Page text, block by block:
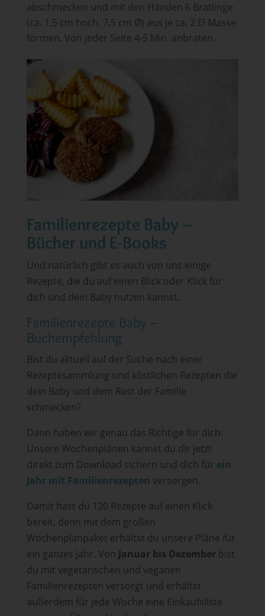
abschmecken und mit den Händen 6 Bratlinge
(ca. 1,5 cm hoch, 7,5 cm Ø) aus je ca. 2 El Masse
formen. Von jeder Seite 4-5 Min. anbraten.
Familienrezepte Baby –
Bücher und E-Books
Und natürlich gibt es auch von uns einige
Rezepte, die du auf einen Blick oder Klick für
dich und dein Baby nutzen kannst.
Familienrezepte Baby –
Buchempfehlung
Bist du aktuell auf der Suche nach einer
Rezeptesammlung und köstlichen Rezepten die
dein Baby und dem Rest der Familie
schmecken?
Dann haben wir genau das Richtige für dich:
Unsere Wochenplänen kannst du dir jetzt
direkt zum Download sichern und dich für ein
Jahr mit Familienrezepten versorgen.
Damit hast du 120 Rezepte auf einen Klick
bereit, denn mit dem großen
Wochenplanpaket erhältst du unsere Pläne für
ein ganzes Jahr. Von Januar bis Dezemberbist
du mit vegetarischen und veganen
Familienrezepten versorgt und erhältst
außerdem für jede Woche eine Einkaufsliste